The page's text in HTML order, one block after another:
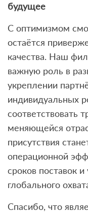
будущее
С оптимизмом
остаётся
качества. Наш
важную роль в
укреплении
индивидуальных
соответствовать
меняющейся
присутствия
операционной
сроков поставок
глобального
Спасибо, что